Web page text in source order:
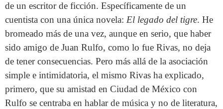
de un escritor de ficción. Específicamente de un
cuentista con una única novela: El legado del tigre. He
bromeado más de una vez, aunque en serio, que haber
sido amigo de Juan Rulfo, como lo fue Rivas, no deja
de tener consecuencias. Pero más allá de la asociación
simple e intimidatoria, el mismo Rivas ha explicado,
primero, que su amistad en Ciudad de México con
Rulfo se centraba en hablar de música y no de literatura,